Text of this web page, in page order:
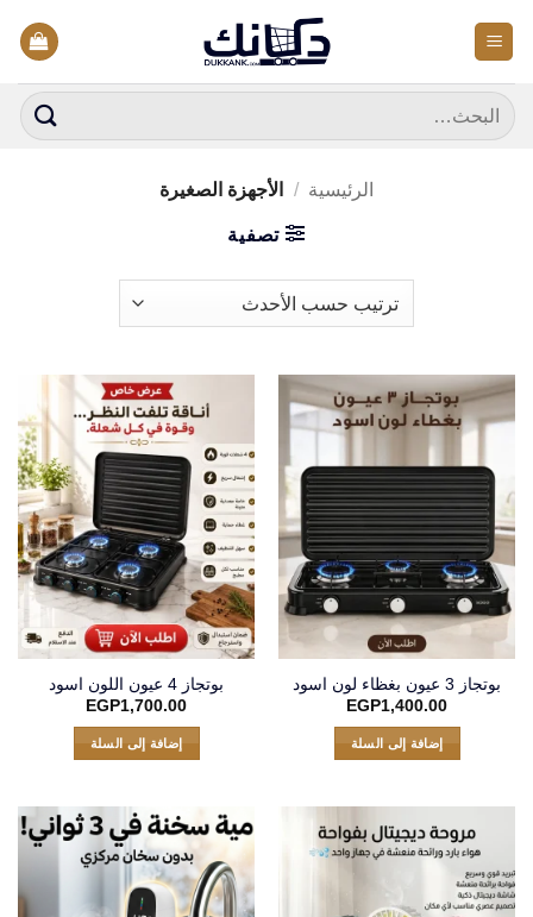
للمحتوى
البحث
عن:
الرئيسية / الأجهزة الصغيرة
تصفية
بوتجاز 3 عيون بغظاء لون اسود
EGP1,400.00
إضافة إلى السلة
بوتجاز 4 عيون اللون اسود
EGP1,700.00
إضافة إلى السلة